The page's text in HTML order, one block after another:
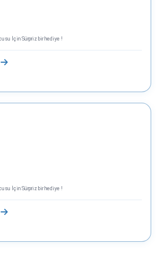
İçin Sürpriz bir hediye !
İçin Sürpriz bir hediye !